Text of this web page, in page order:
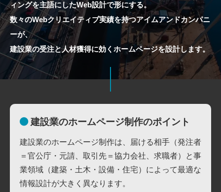
ィングを主語にしたWeb設計で形にする。
数々のWebクリエイティブ実績を持つアイムアンドカンパニ
ーが、
建設業の受注と人材獲得に効くホームページを設計します。
建設業のホームページ制作のポイント
建設業のホームページ制作は、届ける相手（発注者
＝官公庁・元請、取引先＝協力会社、求職者）と事
業領域（建築・土木・設備・住宅）によって最適な
情報設計が大きく異なります。